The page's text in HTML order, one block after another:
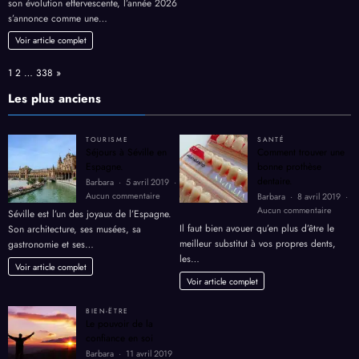
de
son évolution effervescente, l’année 2026
s’annonce comme une…
Voir article complet
Page:
1 2 … 338 Next
»
Les plus anciens
TOURISME
Séjours à Séville en
Espagne.
Barbara
5 avril 2019
Aucun commentaire
Séville
Espagne.
Séville est l’un des joyaux de l’Espagne.
Son architecture, ses musées, sa
gastronomie et ses…
Voir article complet
SANTÉ
Comment trouver une
bonne prothèse
dentaire.
Barbara
8 avril 2019
Aucun commentaire
une
Il faut bien avouer qu’en plus d’être le
meilleur substitut à vos propres dents,
les…
Voir article complet
BIEN-ËTRE
Le pouvoir de la
confiance en soi
Barbara 11 avril 2019